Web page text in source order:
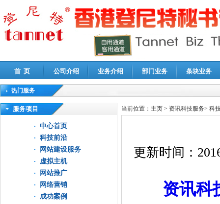
首 页 公司介绍 业务介绍 部门业务 条块业务
热门服务
高新技术企业认定审计|企业所得税汇算清缴申报鉴证
服务项目
中心首页
科技前沿
网站建设服务
虚拟主机
网站推广
网络营销
成功案例
当前位置： 主页 > 资讯科技服务> 科
更新时间：
资讯科